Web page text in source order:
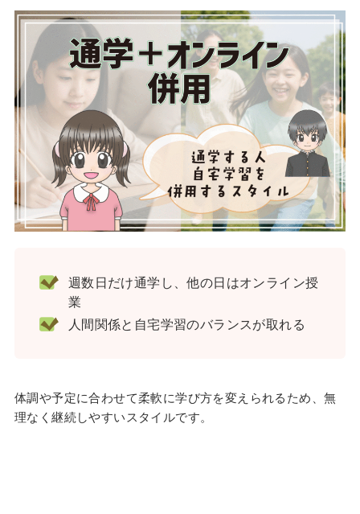
週数日だけ通学し、他の日はオンライン授
業
人間関係と自宅学習のバランスが取れる
体調や予定に合わせて柔軟に学び方を変えられるため、無
理なく継続しやすいスタイルです。